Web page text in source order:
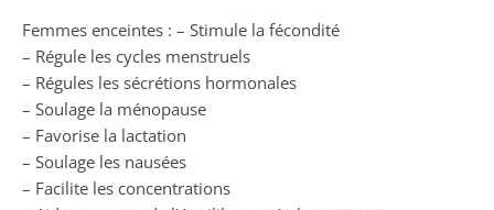
Femmes enceintes : – Stimule la fécondité
– Régule les cycles menstruels
– Régules les sécrétions hormonales
– Soulage la ménopause
– Favorise la lactation
– Soulage les nausées
– Facilite les concentrations